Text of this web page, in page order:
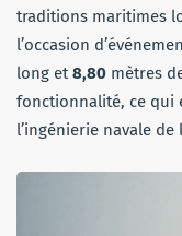
traditions maritimes
l’occasion
long et8,80 mètres
fonctionnalité, ce qui
l’ingénierie navale de